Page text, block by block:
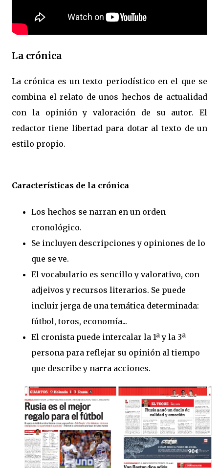
La crónica
La crónica es un texto periodístico en el que se
combina el relato de unos hechos de actualidad
con la opinión y valoración de su autor. El
redactor tiene libertad para dotar al texto de un
estilo propio.
Características de la crónica
Los hechos se narran en un orden
cronológico.
Se incluyen descripciones y opiniones de lo
que se ve.
El vocabulario es sencillo y valorativo, con
adjeivos y recursos literarios. Se puede
incluir jerga de una temática determinada:
fútbol, toros, economía...
El cronista puede intercalar la 1ª y la 3ª
persona para reflejar su opinión al tiempo
que describe y narra acciones.